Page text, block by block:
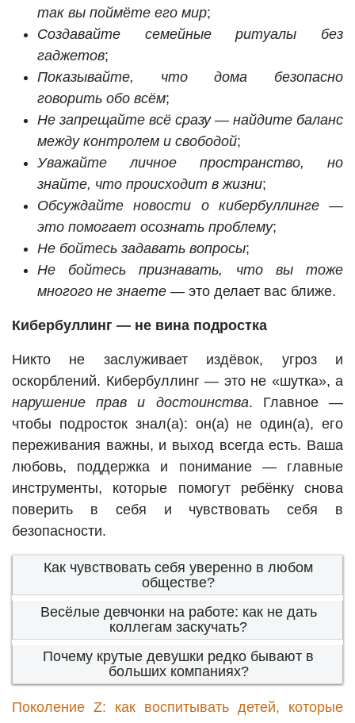
так вы поймёте его мир;
Создавайте семейные ритуалы без
гаджетов;
Показывайте, что дома безопасно
говорить обо всём;
Не запрещайте всё сразу — найдите баланс
между контролем и свободой;
Уважайте личное пространство, но
знайте, что происходит в жизни;
Обсуждайте новости о кибербуллинге —
это помогает осознать проблему;
Не бойтесь задавать вопросы;
Не бойтесь признавать, что вы тоже
многого не знаете — это делает вас ближе.
Кибербуллинг — не вина подростка
Никто не заслуживает издёвок, угроз и
оскорблений. Кибербуллинг — это не «шутка», а
нарушение прав и достоинства. Главное —
чтобы подросток знал(а): он(а) не один(а), его
переживания важны, и выход всегда есть. Ваша
любовь, поддержка и понимание — главные
инструменты, которые помогут ребёнку снова
поверить в себя и чувствовать себя в
безопасности.
Как чувствовать себя уверенно в любом
обществе?
Весёлые девчонки на работе: как не дать
коллегам заскучать?
Почему крутые девушки редко бывают в
больших компаниях?
Поколение Z: как воспитывать детей, которые